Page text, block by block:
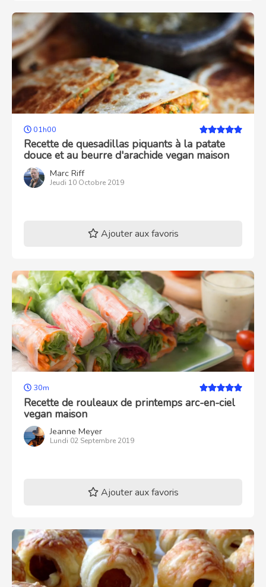
01h00
Recette de quesadillas piquants à la patate
douce et au beurre d'arachide vegan maison
Marc Riff
Jeudi 10 Octobre 2019
Ajouter aux favoris
30m
Recette de rouleaux de printemps arc-en-ciel
vegan maison
Jeanne Meyer
Lundi 02 Septembre 2019
Ajouter aux favoris